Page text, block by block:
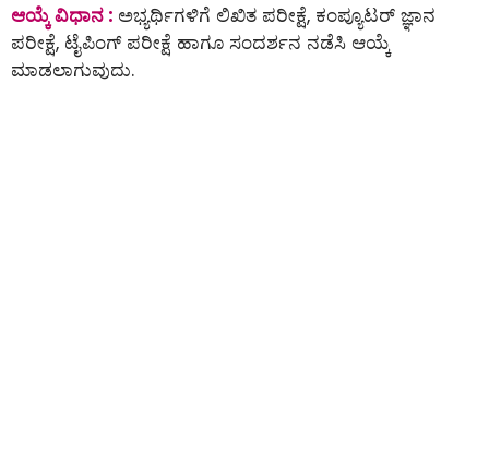
ಆಯ್ಕೆ ವಿಧಾನ : ಅಭ್ಯರ್ಥಿಗಳಿಗೆ ಲಿಖಿತ ಪರೀಕ್ಷೆ, ಕಂಪ್ಯೂಟರ್ ಜ್ಞಾನ
ಪರೀಕ್ಷೆ, ಟೈಪಿಂಗ್ ಪರೀಕ್ಷೆ ಹಾಗೂ ಸಂದರ್ಶನ ನಡೆಸಿ ಆಯ್ಕೆ
ಮಾಡಲಾಗುವುದು.